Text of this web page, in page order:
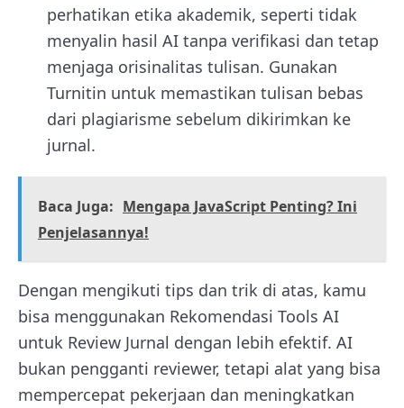
perhatikan etika akademik, seperti tidak
menyalin hasil AI tanpa verifikasi dan tetap
menjaga orisinalitas tulisan. Gunakan
Turnitin untuk memastikan tulisan bebas
dari plagiarisme sebelum dikirimkan ke
jurnal.
Baca Juga: Mengapa JavaScript Penting? Ini
Penjelasannya!
Dengan mengikuti tips dan trik di atas, kamu
bisa menggunakan Rekomendasi Tools AI
untuk Review Jurnal dengan lebih efektif. AI
bukan pengganti reviewer, tetapi alat yang bisa
mempercepat pekerjaan dan meningkatkan